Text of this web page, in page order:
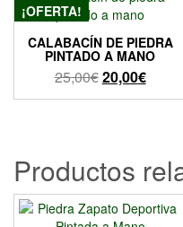
¡OFERTA!
CALABACÍN DE PIEDRA
PINTADO A MANO
25,00€El
precio
20,00€El
Productos